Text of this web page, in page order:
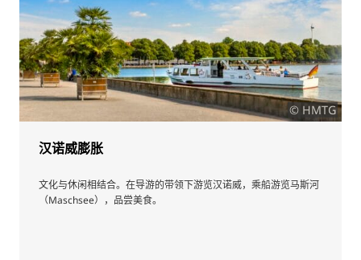
© HMTG
汉诺威膨胀
文化与休闲相结合。在导游的带领下游览汉诺威，乘船游览马斯河
（Maschsee），品尝美食。